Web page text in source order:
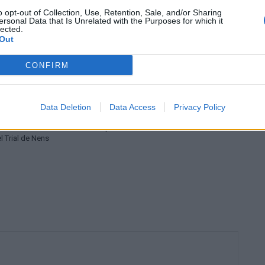
opt-out of Collection, Use, Retention, Sale, and/or Sharing
Data that Is Unrelated with the Purposes for which it
CONFIRM
Data Deletion Data Access Privacy Policy
del calendari de la
Trial de Nens
Copa Catalana de Trial de Nens